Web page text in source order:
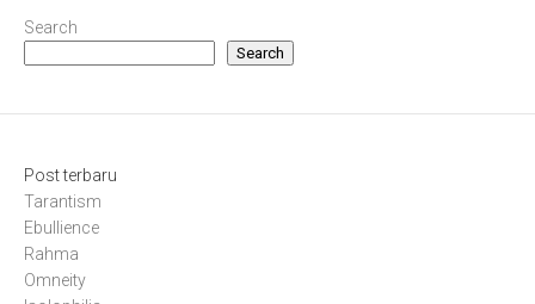
Search
Search
Post terbaru
Tarantism
Ebullience
Rahma
Omneity